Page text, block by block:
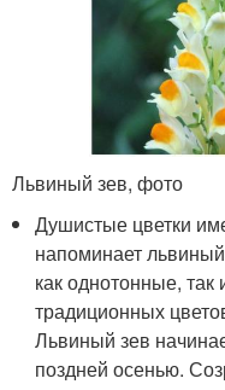
Львиный зев, фото
Душистые цветки
напоминает
как однотонные,
традиционных
Львиный зев
поздней осенью.